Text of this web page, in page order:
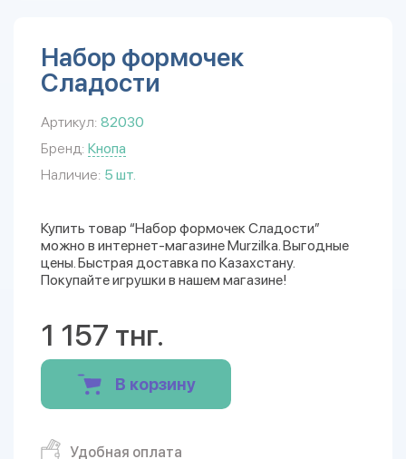
Набор формочек
Сладости
Артикул: 82030
Бренд: Кнопа
Наличие: 5 шт.
Купить товар “Набор формочек Сладости”
можно в интернет-магазине Murzilka. Выгодные
цены. Быстрая доставка по Казахстану.
Покупайте игрушки в нашем магазине!
1 157 тнг.
В корзину
Удобная оплата